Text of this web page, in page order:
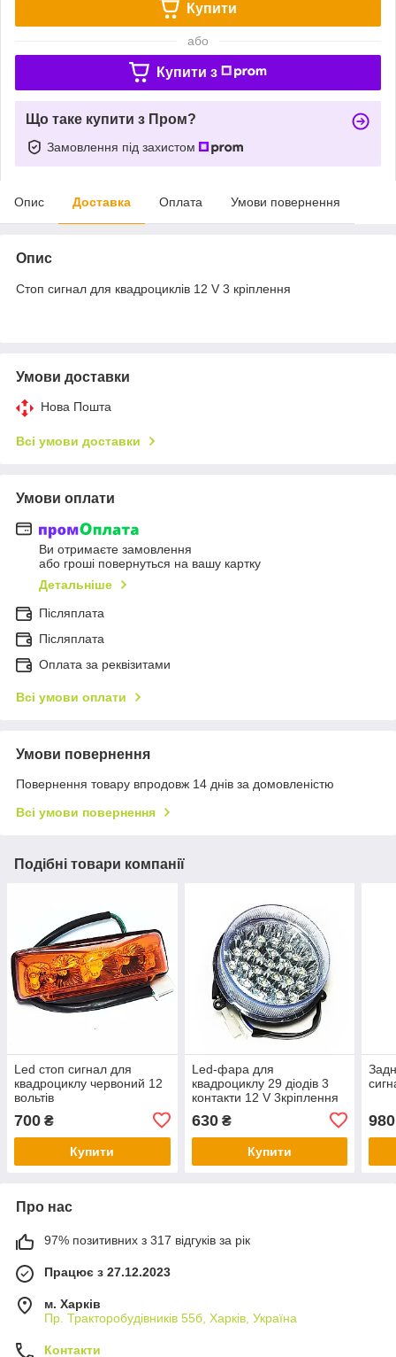
Купити
або
Купити з
Що таке купити з Пром?
Замовлення під захистом
Опис Доставка Оплата Умови повернення
Опис
Стоп сигнал для квадроциклів 12 V 3 кріплення
Умови доставки
Нова Пошта
Всі умови доставки
Умови оплати
Ви отримаєте замовлення
або гроші повернуться на вашу картку
Детальніше
Післяплата
Пiсляплата
Оплата за реквізитами
Всі умови оплати
Умови повернення
Повернення товару впродовж 14 днів за домовленістю
Всі умови повернення
Подібні товари компанії
Led стоп сигнал для
квадроциклу червоний 12
вольтів
700 ₴
Купити
Led-фара для
квадроциклу 29 діодів 3
контакти 12 V 3кріплення
630₴
Купити
980
Про нас
97% позитивних з 317 відгуків за рік
Працює з 27.12.2023
м. Харків
Пр. Тракторобудiвникiв 55б, Харків, Україна
Контакти